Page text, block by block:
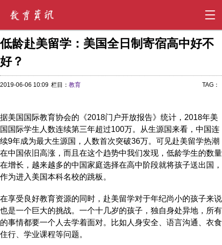
低龄赴美留学：美国全日制寄宿高中好不
好？
2019-06-06 10:09 栏目： 教育 TAG：
据美国国际教育协会的《2018门户开放报告》统计，2018年美
国国际学生人数连续第三年超过100万。从生源国来看，中国连
续9年成为最大生源国，人数首次突破36万。可见赴美留学热潮
在中国依旧高涨，而且在这个趋势中我们发现，低龄学生的数量
在增长，越来越多的中国家庭选择在高中阶段就将孩子送出国，
作为进入美国本科名校的跳板。
在享受良好教育资源的同时，赴美留学对于年纪尚小的孩子来说
也是一个巨大的挑战。一个十几岁的孩子，独自身处异地，所有
的事情都要一个人去学着面对。比如人身安全、语言沟通、衣食
住行、学业课程等问题。